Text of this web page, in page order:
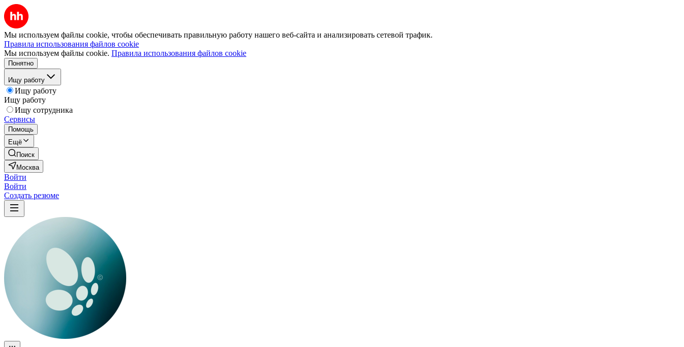
Мы используем файлы cookie, чтобы обеспечивать правильную работу нашего веб-сайта и анализировать сетевой трафик.
Правила использования файлов cookie
Мы используем файлы cookie. Правила использования файлов cookie
Понятно
Ищу работу
Ищу работу
Ищу работу
Ищу сотрудника
Сервисы
Помощь
Ещё
Поиск
Москва
Войти
Войти
Создать резюме